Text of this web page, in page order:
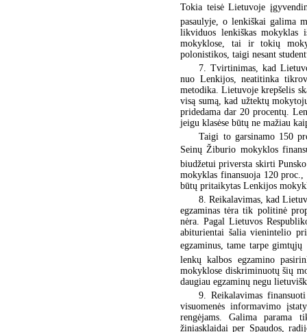
Tokia teisė Lietuvoje
pasaulyje, o lenkiškai galima
likviduos lenkiškas mokyklas
mokyklose, tai ir tokių
polonistikos, taigi nesant
7. Tvirtinimas, kad
nuo Lenkijos, neatitinka
metodika. Lietuvoje krepšelis
visą sumą, kad užtektų
pridedama dar 20 procentų.
jeigu klasėse būtų ne mažiau
Taigi to garsinamo 150
Seinų Žiburio mokyklos
biudžetui priversta skirti
mokyklas finansuoja 120
būtų pritaikytas Lenkijos
8. Reikalavimas, kad
egzaminas tėra tik politinė
nėra. Pagal Lietuvos
abiturientai šalia vienintelio
egzaminus, tame tarpe
lenkų kalbos egzamino
mokyklose diskriminuotų šių
daugiau egzaminų negu
9. Reikalavimas
visuomenės informavimo
rengėjams. Galima parama
žiniasklaidai per Spaudos,